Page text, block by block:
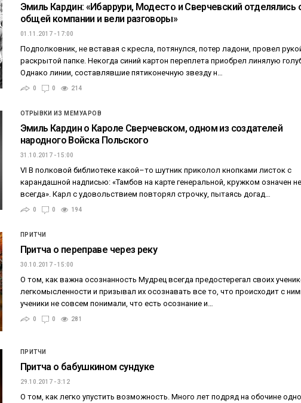
Эмиль Кардин: «Ибаррури, Модесто и Сверчевский отделялись
общей компании и вели разговоры»
01.11.2017 - 17:00
Подполковник, не вставая с кресла, потянулся, потер ладони, провел
раскрытой папке. Некогда синий картон переплета приобрел линялую
Однако линии, составлявшие пятиконечную звезду н…
0 0 214
ОТРЫВКИ ИЗ МЕМУАРОВ
Эмиль Кардин о Кароле Сверчевском, одном из создателей
народного Войска Польского
31.10.2017 - 15:00
VI В полковой библиотеке какой–то шутник приколол кнопками листок с
карандашной надписью: «Тамбов на карте генеральной, кружком означен не
всегда». Карл с удовольствием повторял строчку, пытаясь догад…
0 0 194
ПРИТЧИ
Притча о переправе через реку
30.10.2017 - 15:00
О том, как важна осознанность Мудрец всегда предостерегал своих
легкомысленности и призывал их осознавать все то, что происходит с
ученики не совсем понимали, что есть осознание и…
0 0 281
ПРИТЧИ
Притча о бабушкином сундуке
29.10.2017 - 3:12
О том, как легко упустить возможность. Много лет подряд на обочине